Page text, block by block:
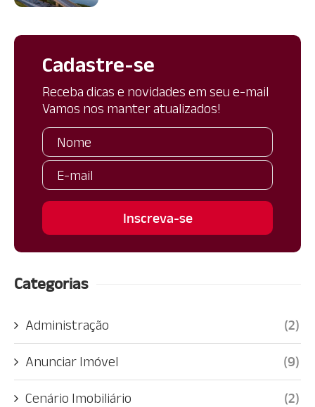
Cadastre-se
Receba dicas e novidades em seu e-mail
Vamos nos manter atualizados!
Categorias
Administração (2)
Anunciar Imóvel (9)
Cenário Imobiliário (2)